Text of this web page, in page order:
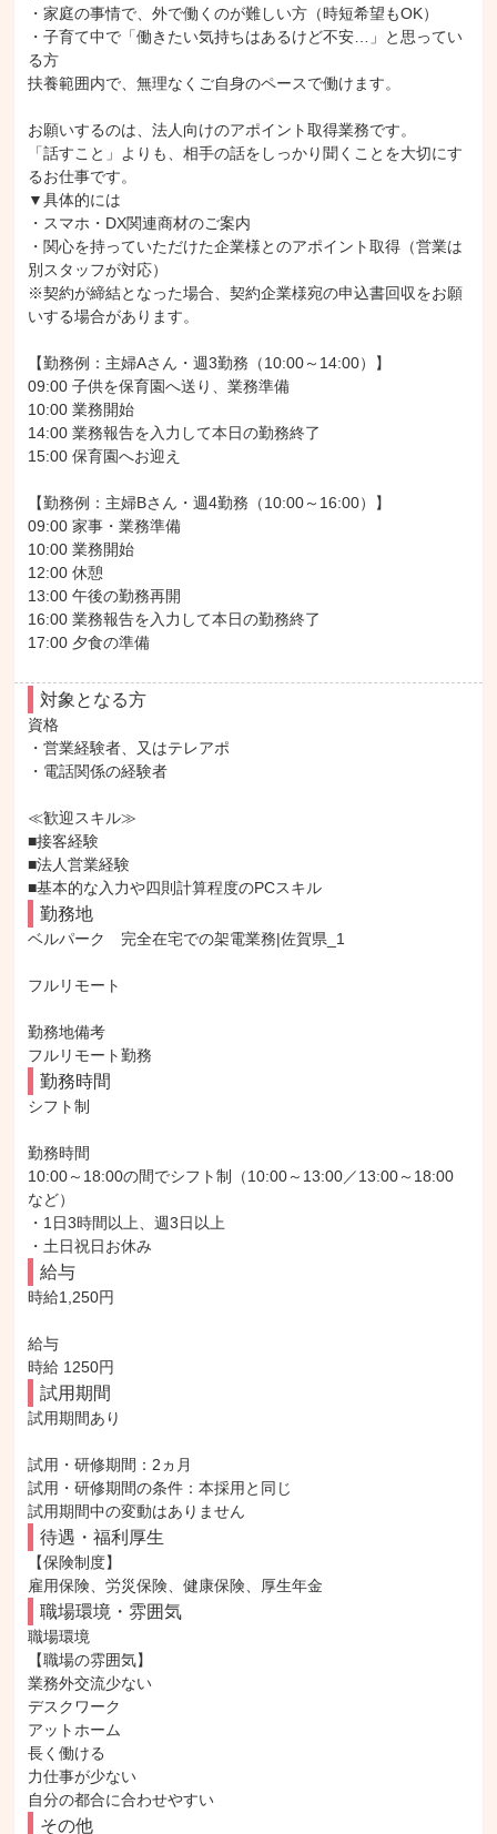
・家庭の事情で、外で働くのが難しい方（時短希望もOK）
・子育て中で「働きたい気持ちはあるけど不安…」と思ってい
る方
扶養範囲内で、無理なくご自身のペースで働けます。
お願いするのは、法人向けのアポイント取得業務です。
「話すこと」よりも、相手の話をしっかり聞くことを大切にす
るお仕事です。
▼具体的には
・スマホ・DX関連商材のご案内
・関心を持っていただけた企業様とのアポイント取得（営業は
別スタッフが対応）
※契約が締結となった場合、契約企業様宛の申込書回収をお願
いする場合があります。
【勤務例：主婦Aさん・週3勤務（10:00～14:00）】
09:00 子供を保育園へ送り、業務準備
10:00 業務開始
14:00 業務報告を入力して本日の勤務終了
15:00 保育園へお迎え
【勤務例：主婦Bさん・週4勤務（10:00～16:00）】
09:00 家事・業務準備
10:00 業務開始
12:00 休憩
13:00 午後の勤務再開
16:00 業務報告を入力して本日の勤務終了
17:00 夕食の準備
対象となる方
資格
・営業経験者、又はテレアポ
・電話関係の経験者
≪歓迎スキル≫
■接客経験
■法人営業経験
■基本的な入力や四則計算程度のPCスキル
勤務地
ベルパーク　完全在宅での架電業務|佐賀県_1
フルリモート
勤務地備考
フルリモート勤務
勤務時間
シフト制
勤務時間
10:00～18:00の間でシフト制（10:00～13:00／13:00～18:00
など）
・1日3時間以上、週3日以上
・土日祝日お休み
給与
時給1,250円
給与
時給 1250円
試用期間
試用期間あり
試用・研修期間：2ヵ月
試用・研修期間の条件：本採用と同じ
待遇・福利厚生
【保険制度】
雇用保険、労災保険、健康保険、厚生年金
職場環境・雰囲気
職場環境
【職場の雰囲気】
業務外交流少ない
デスクワーク
アットホーム
長く働ける
力仕事が少ない
自分の都合に合わせやすい
その他